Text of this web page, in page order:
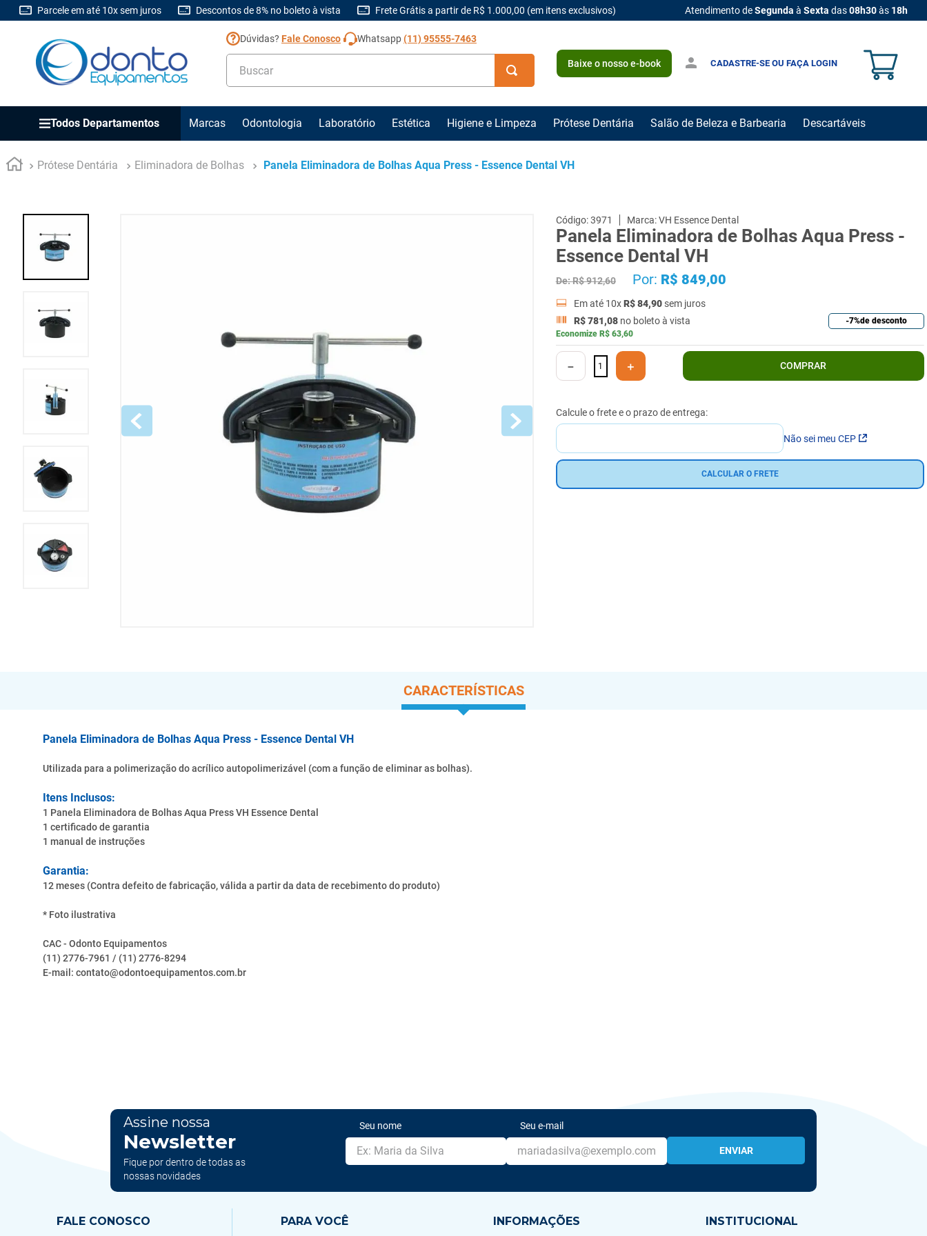
Parcele em até 10x sem juros Descontos de 8% no boleto à vista Frete Grátis a partir de R$ 1.000,00 (em itens exclusivos) Atendimento deSegunda à Sexta das08h30às 18h
Dúvidas? Fale Conosco Whatsapp(11) 95555-7463
Buscar Baixe o nosso e-book CADASTRE-SE OU FAÇA LOGIN
Todos Departamentos Marcas Odontologia Laboratório Estética Higiene e Limpeza Prótese Dentária Salão de Beleza e Barbearia Descartáveis
Prótese Dentária Eliminadora de Bolhas Panela Eliminadora de Bolhas Aqua Press - Essence Dental VH
3971 VH Essence Dental
Panela Eliminadora de Bolhas Aqua Press -
Essence Dental VH
De:R$912,60 Por: R$ 849,00
Em até 10xR$ 84,90sem juros
R$ 781,08no boleto à vista
Economize R$ 63,60
-7%de desconto
＋
－ COMPRAR
Não sei meu CEP
CALCULAR O FRETE
CARACTERÍSTICAS
Panela Eliminadora de Bolhas Aqua Press - Essence Dental VH
Utilizada para a polimerização do acrílico autopolimerizável (com a função de eliminar as bolhas).
Itens Inclusos:
1 Panela Eliminadora de Bolhas Aqua Press VH Essence Dental
1 certificado de garantia
1 manual de instruções
Garantia:
12 meses (Contra defeito de fabricação, válida a partir da data de recebimento do produto)
* Foto ilustrativa
CAC - Odonto Equipamentos
(11) 2776-7961 / (11) 2776-8294
E-mail: contato@odontoequipamentos.com.br
Assine nossa
Newsletter
Fique por dentro de todas as
nossas novidades
Seu nome Seu e-mail
ENVIAR
FALE CONOSCO PARA VOCÊ INFORMAÇÕES INSTITUCIONAL